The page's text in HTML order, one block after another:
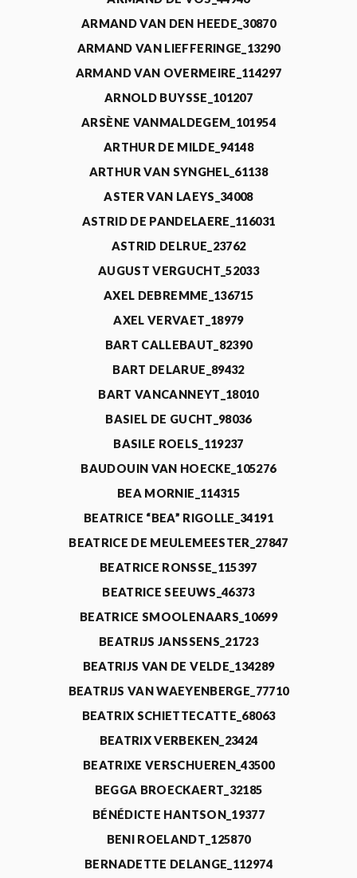
ARMAND VAN DEN HEEDE_30870
ARMAND VAN LIEFFERINGE_13290
ARMAND VAN OVERMEIRE_114297
ARNOLD BUYSSE_101207
ARSÈNE VANMALDEGEM_101954
ARTHUR DE MILDE_94148
ARTHUR VAN SYNGHEL_61138
ASTER VAN LAEYS_34008
ASTRID DE PANDELAERE_116031
ASTRID DELRUE_23762
AUGUST VERGUCHT_52033
AXEL DEBREMME_136715
AXEL VERVAET_18979
BART CALLEBAUT_82390
BART DELARUE_89432
BART VANCANNEYT_18010
BASIEL DE GUCHT_98036
BASILE ROELS_119237
BAUDOUIN VAN HOECKE_105276
BEA MORNIE_114315
BEATRICE “BEA” RIGOLLE_34191
BEATRICE DE MEULEMEESTER_27847
BEATRICE RONSSE_115397
BEATRICE SEEUWS_46373
BEATRICE SMOOLENAARS_10699
BEATRIJS JANSSENS_21723
BEATRIJS VAN DE VELDE_134289
BEATRIJS VAN WAEYENBERGE_77710
BEATRIX SCHIETTECATTE_68063
BEATRIX VERBEKEN_23424
BEATRIXE VERSCHUEREN_43500
BEGGA BROECKAERT_32185
BÉNÉDICTE HANTSON_19377
BENI ROELANDT_125870
BERNADETTE DELANGE_112974